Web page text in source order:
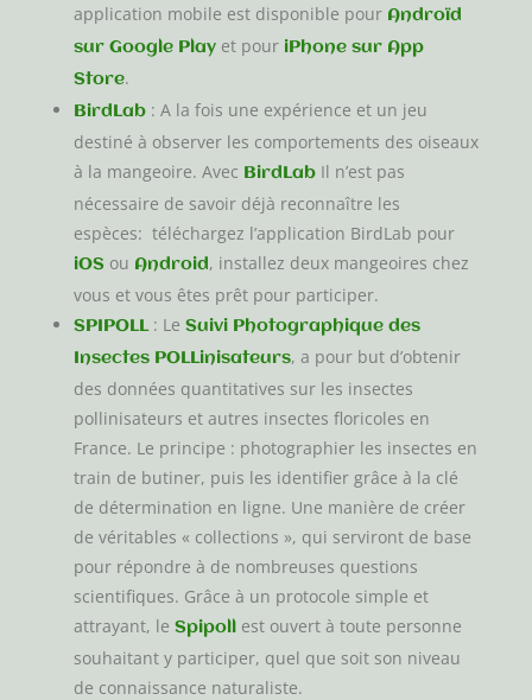
application mobile est disponible pour Androïd
sur Google Play et pour iPhone sur App
Store.
BirdLab : A la fois une expérience et un jeu
destiné à observer les comportements des oiseaux
à la mangeoire. Avec BirdLab Il n’est pas
nécessaire de savoir déjà reconnaître les
espèces: téléchargez l’application BirdLab pour
iOS ou Android, installez deux mangeoires chez
vous et vous êtes prêt pour participer.
SPIPOLL : LeSuivi Photographique des
Insectes POLLinisateurs, a pour but d’obtenir
des données quantitatives sur les insectes
pollinisateurs et autres insectes floricoles en
France. Le principe : photographier les insectes en
train de butiner, puis les identifier grâce à la clé
de détermination en ligne. Une manière de créer
de véritables « collections », qui serviront de base
pour répondre à de nombreuses questions
scientifiques. Grâce à un protocole simple et
attrayant, leSpipoll est ouvert à toute personne
souhaitant y participer, quel que soit son niveau
de connaissance naturaliste.